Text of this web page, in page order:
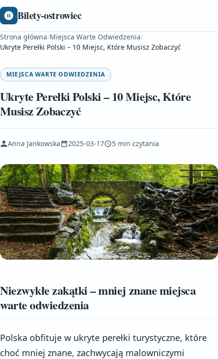
Bilety-ostrowiec
Strona główna/Miejsca Warte Odwiedzenia/
Ukryte Perełki Polski – 10 Miejsc, Które Musisz Zobaczyć
MIEJSCA WARTE ODWIEDZENIA
Ukryte Perełki Polski – 10 Miejsc, Które
Musisz Zobaczyć
Anna Jankowska 2025-03-17 5 min czytania
Niezwykłe zakątki – mniej znane miejsca
warte odwiedzenia
Polska obfituje w ukryte perełki turystyczne, które
choć mniej znane, zachwycają malowniczymi